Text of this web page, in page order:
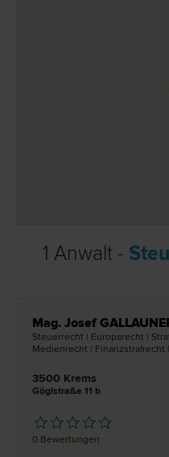
1 Anwalt -
Mag. Josef
Steuer­recht | Europa­recht |
Medien­recht | Finanzstraf­recht
3500 Krems
Göglstraße 11 b
0 Bewertungen